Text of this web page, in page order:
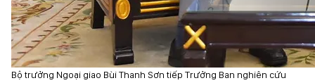
Bộ trưởng Ngoại giao Bùi Thanh Sơn tiếp Trưởng Ban nghiên cứu